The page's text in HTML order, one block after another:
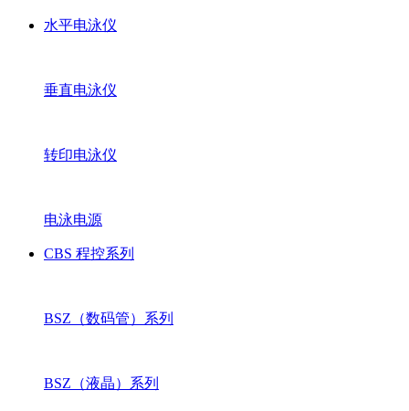
水平电泳仪
垂直电泳仪
转印电泳仪
电泳电源
CBS 程控系列
BSZ（数码管）系列
BSZ（液晶）系列